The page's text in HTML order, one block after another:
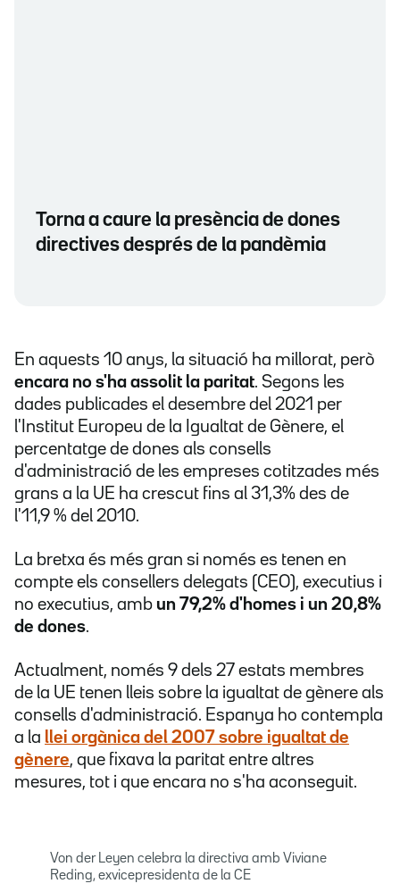
Torna a caure la presència de dones
directives després de la pandèmia
En aquests 10 anys, la situació ha millorat, però
encara no s'ha assolit la paritat. Segons les
dades publicades el desembre del 2021 per
l'Institut Europeu de la Igualtat de Gènere, el
percentatge de dones als consells
d'administració de les empreses cotitzades més
grans a la UE ha crescut fins al 31,3% des de
l'11,9 % del 2010.
La bretxa és més gran si només es tenen en
compte els consellers delegats (CEO), executius i
no executius, amb un 79,2% d'homes i un 20,8%
de dones.
Actualment, només 9 dels 27 estats membres
de la UE tenen lleis sobre la igualtat de gènere als
consells d'administració. Espanya ho contempla
a la llei orgànica del 2007 sobre igualtat de
gènere, que fixava la paritat entre altres
mesures, tot i que encara no s'ha aconseguit.
Von der Leyen celebra la directiva amb Viviane
Reding, exvicepresidenta de la CE